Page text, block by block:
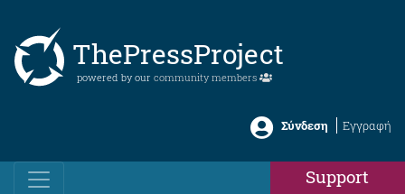
ThePressProject
powered by our community members
Σύνδεση Εγγραφή
Support